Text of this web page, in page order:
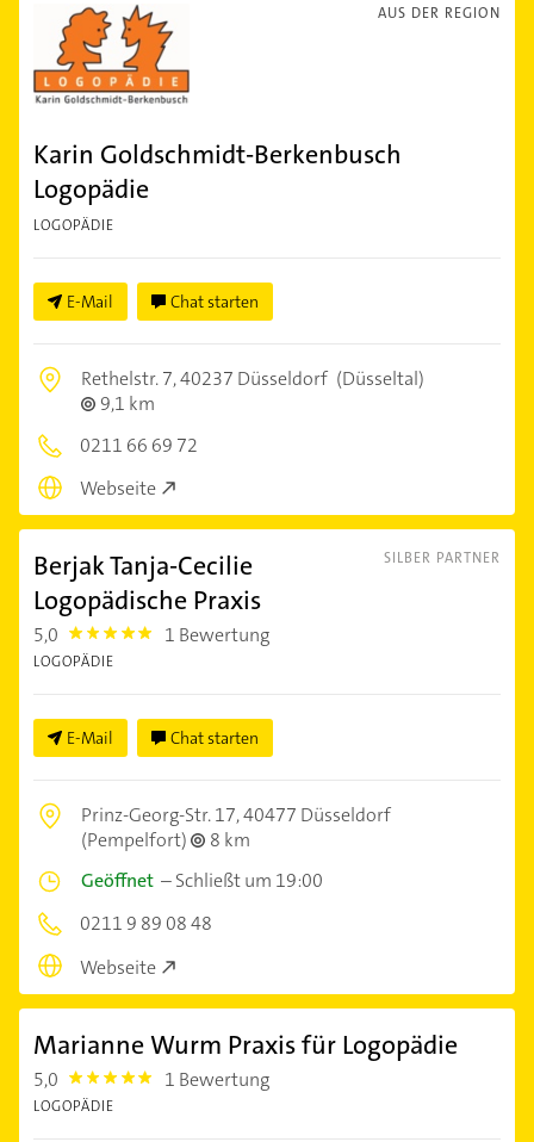
AUS DER REGION
Karin Goldschmidt-Berkenbusch
Logopädie
LOGOPÄDIE
E-Mail Chat starten
Rethelstr. 7,40237 Düsseldorf (Düsseltal)
9,1 km
0211 66 69 72
Webseite
SILBER PARTNER
Berjak Tanja-Cecilie
Logopädische Praxis
5,0 5.0 1 Bewertung
LOGOPÄDIE
E-Mail Chat starten
Prinz-Georg-Str. 17,40477 Düsseldorf
(Pempelfort)
8 km
Geöffnet –Schließt um 19:00
0211 9 89 08 48
Webseite
Marianne Wurm Praxis für Logopädie
5,0 5.0 1 Bewertung
LOGOPÄDIE